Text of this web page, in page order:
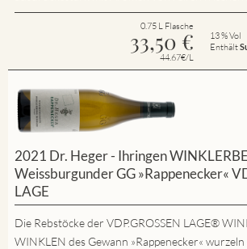
0.75 L Flasche
33,50 €
44.67€/L
13 % Vol
Enthält
2021 Dr. Heger - Ihringen
Weissburgunder GG »Rappenecker«
LAGE
Die Rebstöcke der VDP.GROSSEN LAGE®
WINKLEN des Gewann »Rappenecker«